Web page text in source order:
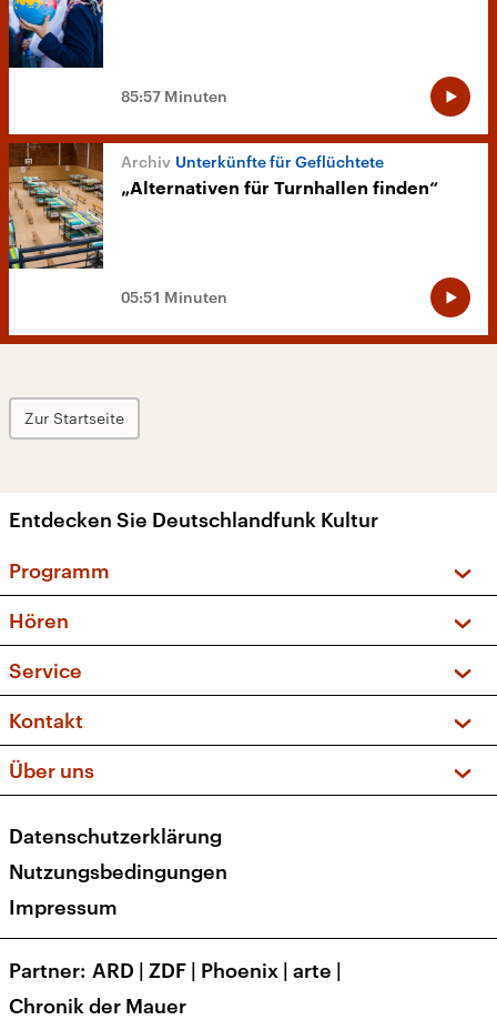
85:57 Minuten
Unterkünfte für Geflüchtete
„Alternativen für Turnhallen finden“
05:51 Minuten
Zur Startseite
Entdecken Sie Deutschlandfunk Kultur
Programm
Sendungen und Podcasts
Musikliste
Kakadu – Das Kinderprogramm
Hören
Frequenzen (UKW + DAB+)
Service
FAQ
Apps
Newsletter
Veranstaltungen
Kontakt
Social Media
Über uns
Presse
Karriere
Transparenz
Datenschutzerklärung
Nutzungsbedingungen
Impressum
Partner ARD | ZDF | Phoenix | arte |
Chronik der Mauer